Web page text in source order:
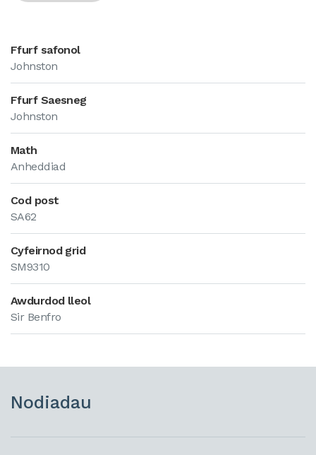
Ffurf safonol
Johnston
Ffurf Saesneg
Johnston
Math
Anheddiad
Cod post
SA62
Cyfeirnod grid
SM9310
Awdurdod lleol
Sir Benfro
Nodiadau